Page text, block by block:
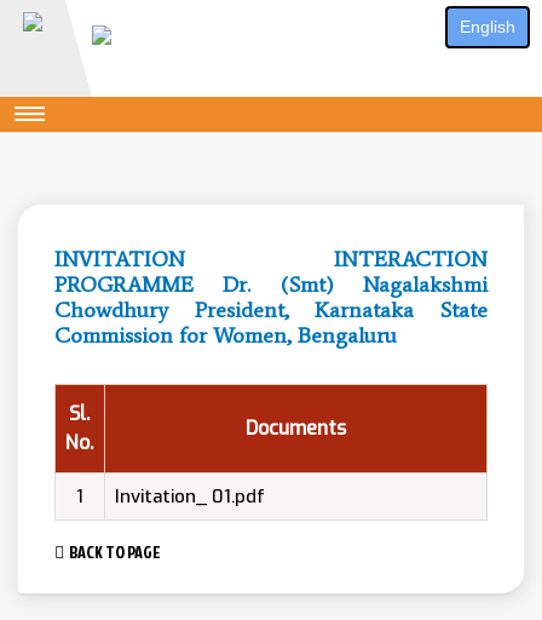
English
INVITATION INTERACTION
PROGRAMME Dr. (Smt) Nagalakshmi
Chowdhury President, Karnataka State
Commission for Women, Bengaluru
Sl.
No.
Documents
1 Invitation_ 01.pdf
BACK TO PAGE